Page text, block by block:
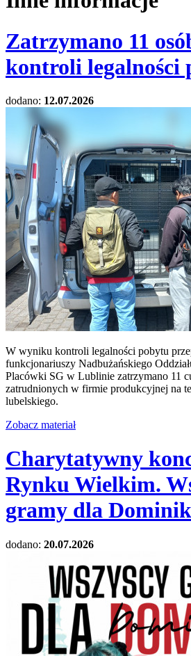
Zatrzymano 11
kontroli legalności
dodano: 12.07.2026
W wyniku kontroli legalności pobytu
funkcjonariuszy Nadbużańskiego
Placówki SG w Lublinie zatrzymano 11
zatrudnionych w firmie produkcyjnej na
lubelskiego.
Zobacz materiał
Charytatywny
Rynku Wielkim.
gramy dla
dodano: 20.07.2026